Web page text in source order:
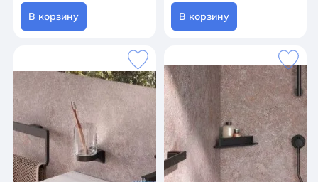
В корзину В корзину